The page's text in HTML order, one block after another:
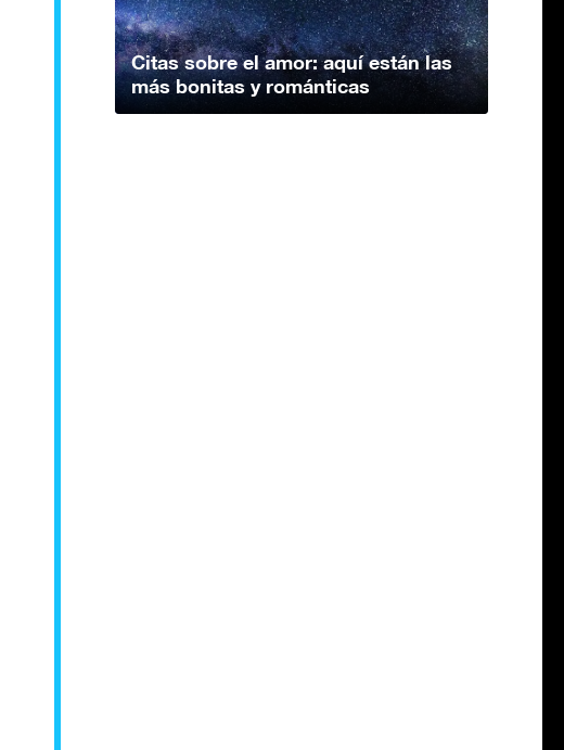
Citas sobre el amor: aquí están las
más bonitas y románticas